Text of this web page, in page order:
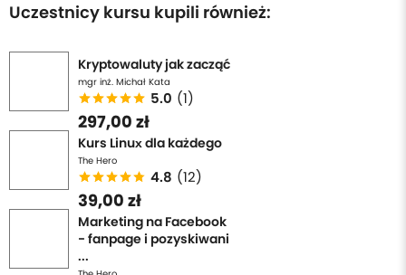
Uczestnicy kursu kupili również:
Kryptowaluty jak zacząć
mgr inż. Michał Kata
5.0 (1)
297,00 zł
Kurs Linux dla każdego
The Hero
4.8 (12)
39,00 zł
Marketing na Facebook
- fanpage i pozyskiwani
...